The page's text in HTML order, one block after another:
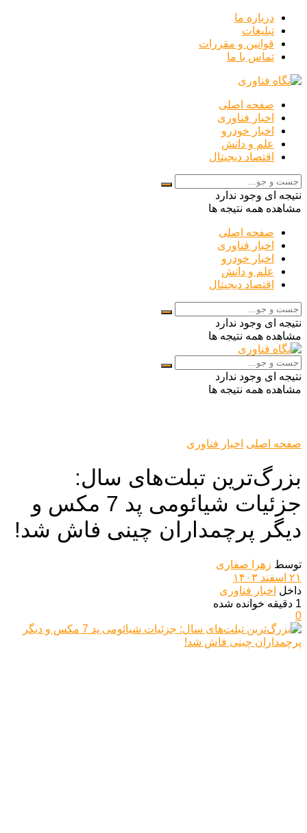
درباره ما
تبلیغات
قوانین و مقررات
تماس با ما
صفحه اصلی
اخبار فناوری
اخبار خودرو
علم و دانش
اقتصاد دیجیتال
نتیجه ای وجود ندارد
مشاهده همه نتیجه ها
صفحه اصلی
اخبار فناوری
اخبار خودرو
علم و دانش
اقتصاد دیجیتال
نتیجه ای وجود ندارد
مشاهده همه نتیجه ها
نتیجه ای وجود ندارد
مشاهده همه نتیجه ها
صفحه اصلی اخبار فناوری
بزرگ‌ترین تبلت‌های سال:
جزئیات شیائومی پد 7 مکس و
دیگر پرچمداران چینی فاش شد!
توسط زهرا صفاری
۲۱ اسفند ۱۴۰۳
داخل اخبار فناوری
1 دقیقه خوانده شده
0